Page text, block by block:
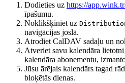
Dodieties uz https://
īpašumu.
Noklikšķiniet uz
navigācijas joslā.
Atrodiet CalDAV sadaļu un
Atveriet savu kalendāra
kalendāra abonementu,
Jūsu ārējais kalendārs tagad
bloķētās dienas.